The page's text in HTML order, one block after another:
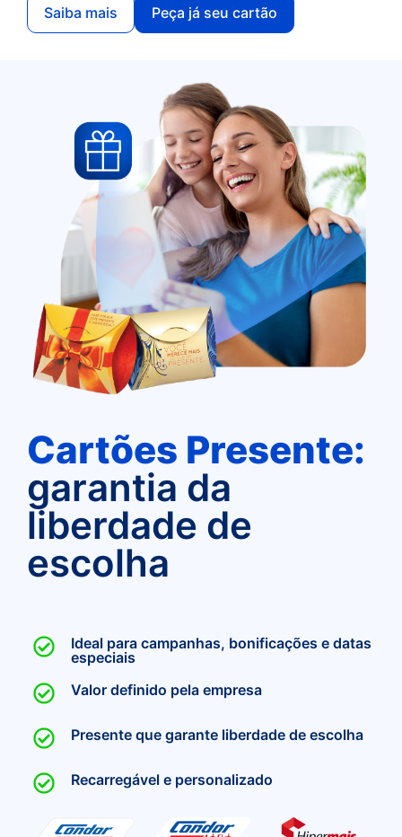
Saiba mais Peça já seu cartão
Cartões Presente:
garantia da
liberdade de
escolha
Ideal para campanhas, bonificações e datas
especiais
Valor definido pela empresa
Presente que garante liberdade de escolha
Recarregável e personalizado